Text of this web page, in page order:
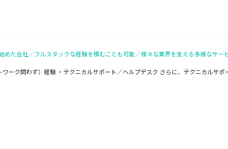
た会社／フルスタックな経験を積むことも可能／様々な業界を支える多様なサー
ーク問わず）経験 ・テクニカルサポート／ヘルプデスク さらに、テクニカルサ